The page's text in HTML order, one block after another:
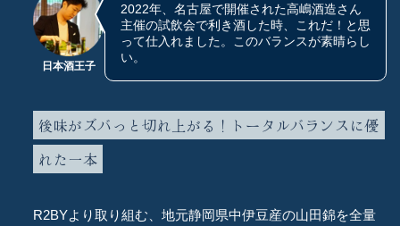
日本酒王子
2022年、名古屋で開催された高嶋酒造さん
主催の試飲会で利き酒した時、これだ！と思
って仕入れました。このバランスが素晴らし
い。
後味がズバっと切れ上がる！トータルバランスに優
れた一本
R2BYより取り組む、地元静岡県中伊豆産の山田錦を全量